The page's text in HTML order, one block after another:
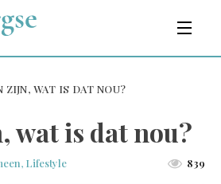
ZIJN, WAT IS DAT NOU?
wat is dat nou?
, Lifestyle 839